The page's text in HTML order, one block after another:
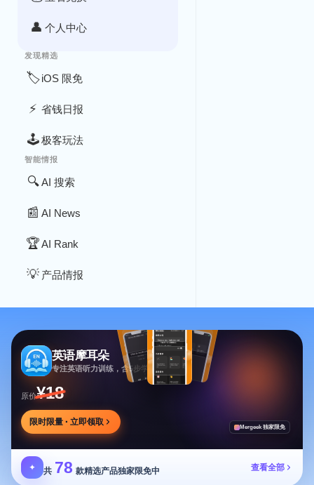
👤 个人中心
发现精选
🏷️iOS 限免
⚡ 省钱日报
🕹️极客玩法
智能情报
🔍 AI 搜索
📰 AI News
🏆AI Rank
💡 产品情报
英语摩耳朵
原价¥18
限时限量 · 立即领取
Mergeek 独家限免
✦ 共 78 款精选产品独家限免中 查看全部